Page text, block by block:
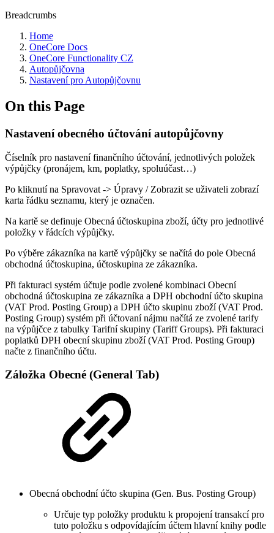
Breadcrumbs
Home
OneCore Docs
OneCore Functionality CZ
Autopůjčovna
Nastavení pro Autopůjčovnu
On this Page
Nastavení obecného účtování autopůjčovny
Číselník pro nastavení finančního účtování, jednotlivých položek
výpůjčky (pronájem, km, poplatky, spoluúčast…)
Po kliknutí na Spravovat -> Úpravy / Zobrazit se uživateli zobrazí
karta řádku seznamu, který je označen.
Na kartě se definuje Obecná účtoskupina zboží, účty pro jednotlivé
položky v řádcích výpůjčky.
Po výběre zákazníka na kartě výpůjčky se načítá do pole Obecná
obchodná účtoskupina, účtoskupina ze zákazníka.
Při fakturaci systém účtuje podle zvolené kombinaci Obecní
obchodná účtoskupina ze zákazníka a DPH obchodní účto skupina
(VAT Prod. Posting Group) a DPH účto skupinu zboží (VAT Prod.
Posting Group) systém při účtovaní nájmu načítá ze zvolené tarify
na výpůjčce z tabulky Tarifní skupiny (Tariff Groups). Při fakturaci
poplatků DPH obecní skupinu zboží (VAT Prod. Posting Group)
načte z finančního účtu.
Záložka Obecné (General Tab)
Obecná obchodní účto skupina (Gen. Bus. Posting Group)
Určuje typ položky produktu k propojení transakcí pro
tuto položku s odpovídajícím účtem hlavní knihy podle